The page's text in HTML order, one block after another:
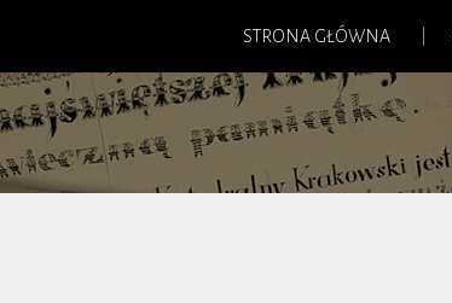
STRONA GŁÓWNA